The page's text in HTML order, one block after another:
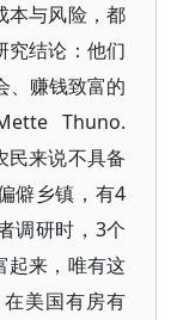
本与风险，都
究结论：他们
、赚钱致富的
Thuno.
民来说不具备
僻乡镇，有4
调研时，3个
起来，唯有这
美国有房有